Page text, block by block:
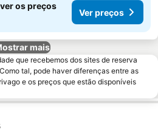
os preços
Ver preços
mais
que recebemos dos sites de reserva
tal, pode haver diferenças entre as
e os preços que estão disponíveis